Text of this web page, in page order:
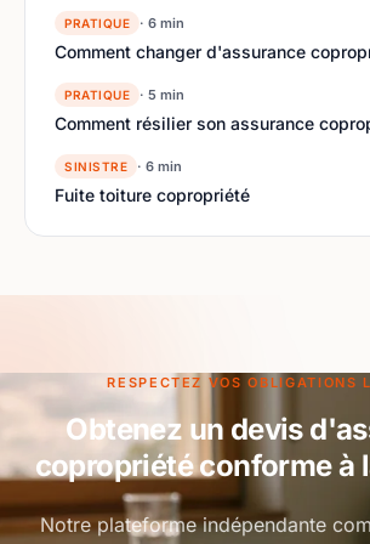
PRATIQUE · 6 min
Comment changer d'assurance
PRATIQUE · 5 min
Comment résilier son assurance
SINISTRE · 6 min
Fuite toiture copropriété
RESPECTEZ VOS OBLIGATIONS
Obtenez un devis
copropriété conforme à
Notre plateforme indépendante